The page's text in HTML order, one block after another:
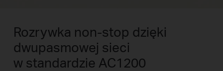
Rozrywka non-stop dzięki
dwupasmowej sieci
w standardzie AC1200